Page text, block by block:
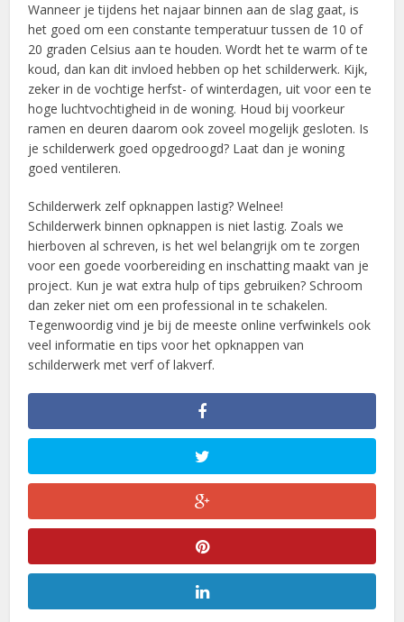
Wanneer je tijdens het najaar binnen aan de slag gaat, is
het goed om een constante temperatuur tussen de 10 of
20 graden Celsius aan te houden. Wordt het te warm of te
koud, dan kan dit invloed hebben op het schilderwerk. Kijk,
zeker in de vochtige herfst- of winterdagen, uit voor een te
hoge luchtvochtigheid in de woning. Houd bij voorkeur
ramen en deuren daarom ook zoveel mogelijk gesloten. Is
je schilderwerk goed opgedroogd? Laat dan je woning
goed ventileren.
Schilderwerk zelf opknappen lastig? Welnee!
Schilderwerk binnen opknappen is niet lastig. Zoals we
hierboven al schreven, is het wel belangrijk om te zorgen
voor een goede voorbereiding en inschatting maakt van je
project. Kun je wat extra hulp of tips gebruiken? Schroom
dan zeker niet om een professional in te schakelen.
Tegenwoordig vind je bij de meeste online verfwinkels ook
veel informatie en tips voor het opknappen van
schilderwerk met verf of lakverf.